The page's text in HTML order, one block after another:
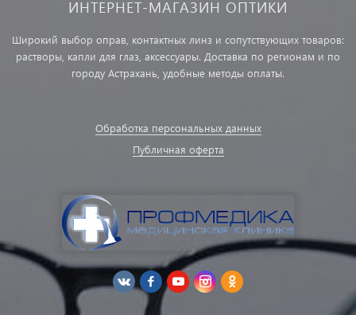
ИНТЕРНЕТ-МАГАЗИН ОПТИКИ
Широкий выбор оправ, контактных линз и сопутствующих товаров:
растворы, капли для глаз, аксессуары. Доставка по регионам и по
городу Астрахань, удобные методы оплаты.
Обработка персональных данных
Публичная оферта